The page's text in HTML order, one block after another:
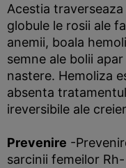
Acestia
globule le rosii ale
anemii, boala
semne ale bolii
nastere. Hemoliza
absenta
ireversibile ale
Prevenire -
sarcinii femeilor